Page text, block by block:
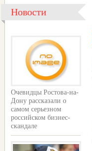
Новости
Очевидцы Ростова-на-
Дону рассказали о
самом серьезном
российском бизнес-
скандале